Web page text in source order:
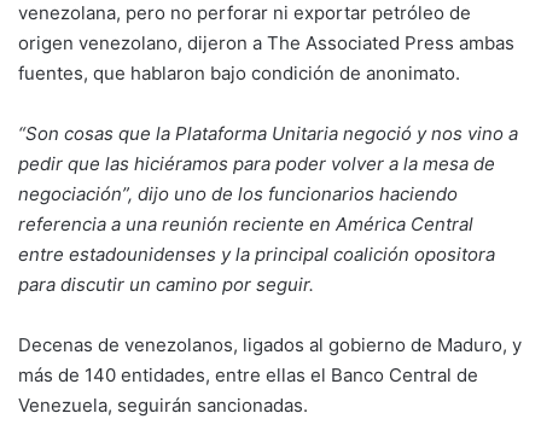
venezolana, pero no perforar ni exportar petróleo de
origen venezolano, dijeron a The Associated Press ambas
fuentes, que hablaron bajo condición de anonimato.
“Son cosas que la Plataforma Unitaria negoció y nos vino a
pedir que las hiciéramos para poder volver a la mesa de
negociación”, dijo uno de los funcionarios haciendo
referencia a una reunión reciente en América Central
entre estadounidenses y la principal coalición opositora
para discutir un camino por seguir.
Decenas de venezolanos, ligados al gobierno de Maduro, y
más de 140 entidades, entre ellas el Banco Central de
Venezuela, seguirán sancionadas.